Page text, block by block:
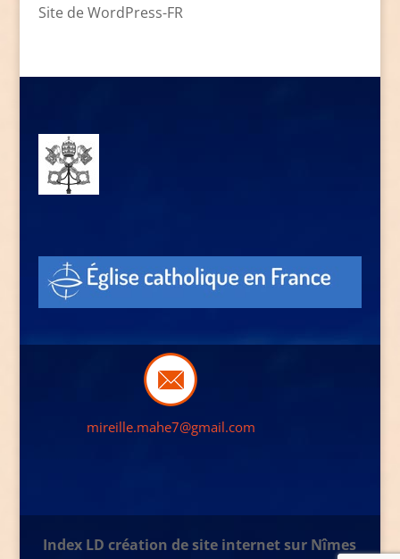
Site de WordPress-FR
mireille.mahe7@gmail.com
Index LD création de site internet sur Nîmes